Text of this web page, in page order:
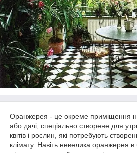
Оранжерея - це окреме приміщення на
або дачі, спеціально створене для
квітів і рослин, які потребують
клімату. Навіть невелика оранжерея в